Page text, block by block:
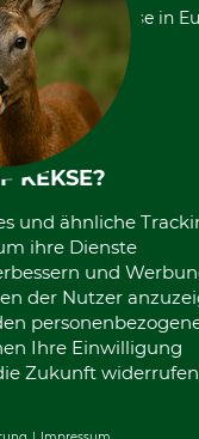
*Alle Preise in
KEKSE?
und ähnliche
ihre Dienste
und
der Nutzer
Ihre Einwilligung
Zukunft widerrufen